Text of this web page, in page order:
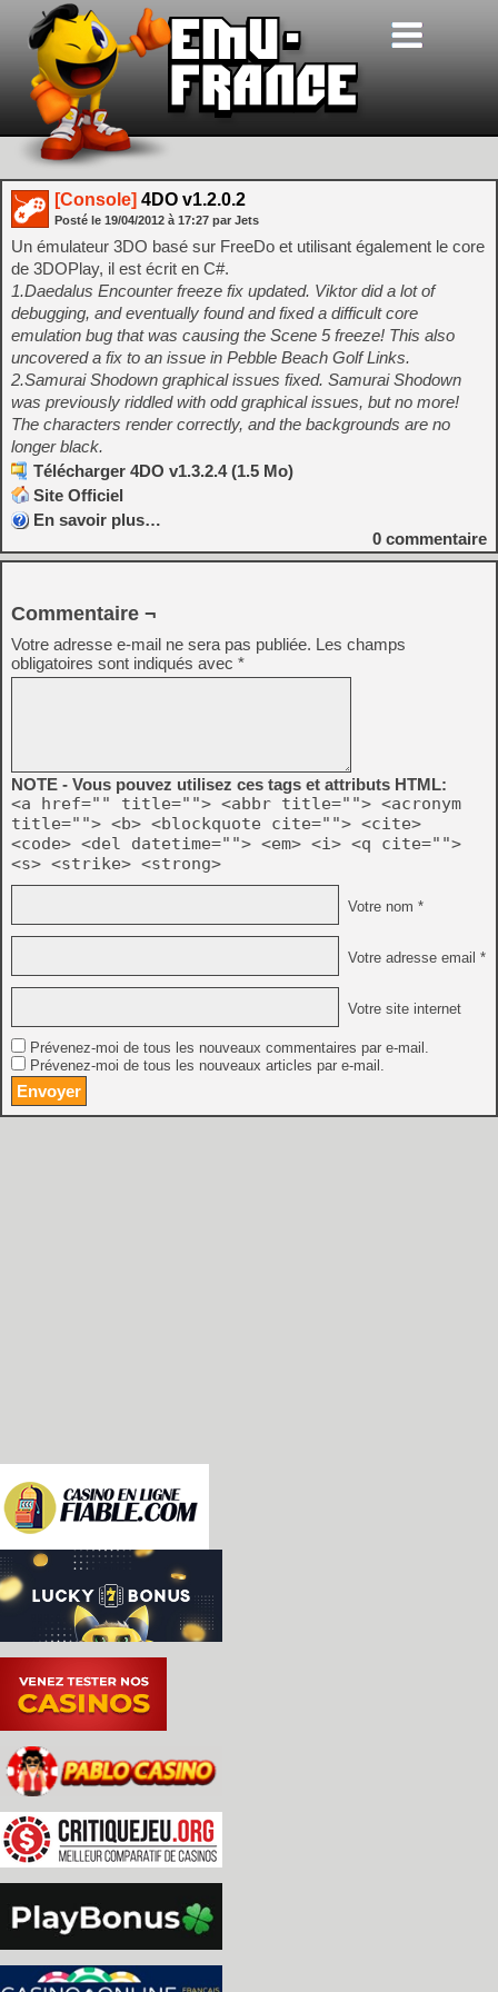
[Console] 4DO v1.2.0.2
Posté le 19/04/2012 à 17:27 par Jets
Un émulateur 3DO basé sur FreeDo et utilisant également le core
de 3DOPlay, il est écrit en C#.
1.Daedalus Encounter freeze fix updated. Viktor did a lot of
debugging, and eventually found and fixed a difficult core
emulation bug that was causing the Scene 5 freeze! This also
uncovered a fix to an issue in Pebble Beach Golf Links.
2.Samurai Shodown graphical issues fixed. Samurai Shodown
was previously riddled with odd graphical issues, but no more!
The characters render correctly, and the backgrounds are no
longer black.
Télécharger 4DO v1.3.2.4 (1.5 Mo)
Site Officiel
En savoir plus…
0 commentaire
Commentaire ¬
Votre adresse e-mail ne sera pas publiée. Les champs
obligatoires sont indiqués avec *
NOTE - Vous pouvez utilisez ces tags et attributs HTML:
<a href="" title=""> <abbr title=""> <acronym
title=""> <b> <blockquote cite=""> <cite>
<code> <del datetime=""> <em> <i> <q cite="">
<s> <strike> <strong>
Votre nom *
Votre adresse email *
Votre site internet
Prévenez-moi de tous les nouveaux commentaires par e-mail.
Prévenez-moi de tous les nouveaux articles par e-mail.